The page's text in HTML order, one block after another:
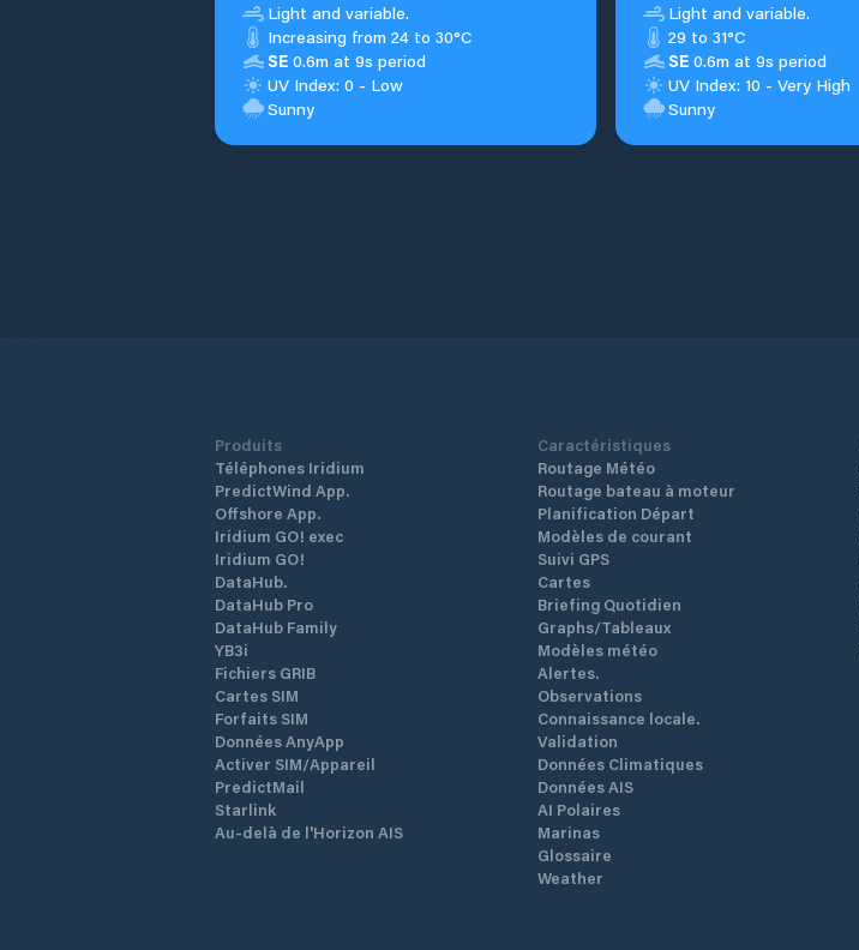
Light and variable.
Increasing from 24 to 30°C
SE 0.6m at 9s period
UV Index: 0 - Low
Sunny
Light and variable.
29 to 31°C
SE 0.6m at 9s period
UV Index: 10 - Very High
Sunny
Produits
Téléphones Iridium
PredictWind App.
Offshore App.
Iridium GO! exec
Iridium GO!
DataHub.
DataHub Pro
DataHub Family
YB3i
Fichiers GRIB
Cartes SIM
Forfaits SIM
Données AnyApp
Activer SIM/Appareil
PredictMail
Starlink
Au-delà de l'Horizon AIS
Caractéristiques
Routage Météo
Routage bateau à moteur
Planification Départ
Modèles de courant
Suivi GPS
Cartes
Briefing Quotidien
Graphs/Tableaux
Modèles météo
Alertes.
Observations
Connaissance locale.
Validation
Données Climatiques
Données AIS
AI Polaires
Marinas
Glossaire
Weather